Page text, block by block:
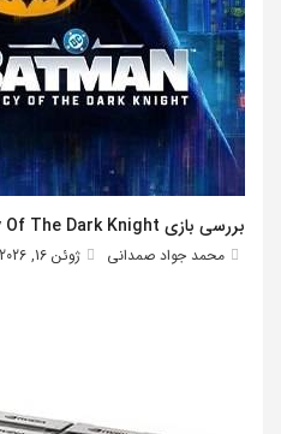
بررسی بازی Lego Batman : Legacy Of The Dark Knight
محمد جواد صمدانی ژوئن 16, 2026